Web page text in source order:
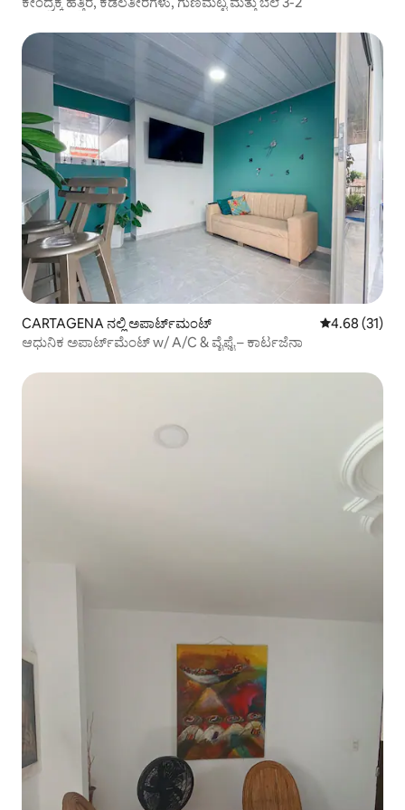
CARTAGENA ನಲ್ಲಿ ಅಪಾರ್ಟ್‌ಮಂಟ್ 5 ರಲ್ಲಿ 4.68
4.68 (31)
ಆಧುನಿಕ ಅಪಾರ್ಟ್‌ಮೆಂಟ್ w/ A/C & ವೈಫೈ – ಕಾರ್ಟಜೆನಾ